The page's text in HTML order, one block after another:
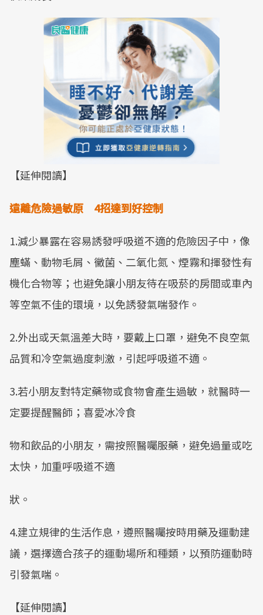
【延伸閱讀】
遠離危險過敏原 4招達到好控制
1.減少暴露在容易誘發呼吸道不適的危險因子中，像
塵蟎、動物毛屑、黴菌、二氧化氮、煙霧和揮發性有
機化合物等；也避免讓小朋友待在吸菸的房間或車內
等空氣不佳的環境，以免誘發氣喘發作。
2.外出或天氣溫差大時，要戴上口罩，避免不良空氣
品質和冷空氣過度刺激，引起呼吸道不適。
3.若小朋友對特定藥物或食物會產生過敏，就醫時一
定要提醒醫師；喜愛冰冷食
物和飲品的小朋友，需按照醫囑服藥，避免過量或吃
太快，加重呼吸道不適
狀。
4.建立規律的生活作息，遵照醫囑按時用藥及運動建
議，選擇適合孩子的運動場所和種類，以預防運動時
引發氣喘。
【延伸閱讀】